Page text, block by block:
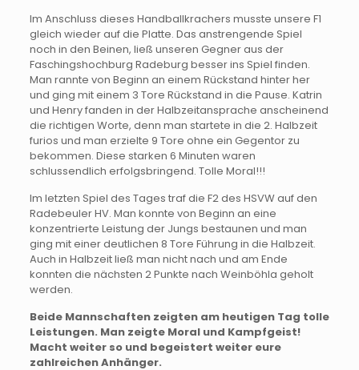
Im Anschluss dieses Handballkrachers musste unsere F1
gleich wieder auf die Platte. Das anstrengende Spiel
noch in den Beinen, ließ unseren Gegner aus der
Faschingshochburg Radeburg besser ins Spiel finden.
Man rannte von Beginn an einem Rückstand hinter her
und ging mit einem 3 Tore Rückstand in die Pause. Katrin
und Henry fanden in der Halbzeitansprache anscheinend
die richtigen Worte, denn man startete in die 2. Halbzeit
furios und man erzielte 9 Tore ohne ein Gegentor zu
bekommen. Diese starken 6 Minuten waren
schlussendlich erfolgsbringend. Tolle Moral!!!
Im letzten Spiel des Tages traf die F2 des HSVW auf den
Radebeuler HV. Man konnte von Beginn an eine
konzentrierte Leistung der Jungs bestaunen und man
ging mit einer deutlichen 8 Tore Führung in die Halbzeit.
Auch in Halbzeit ließ man nicht nach und am Ende
konnten die nächsten 2 Punkte nach Weinböhla geholt
werden.
Beide Mannschaften zeigten am heutigen Tag tolle
Leistungen. Man zeigte Moral und Kampfgeist!
Macht weiter so und begeistert weiter eure
zahlreichen Anhänger.